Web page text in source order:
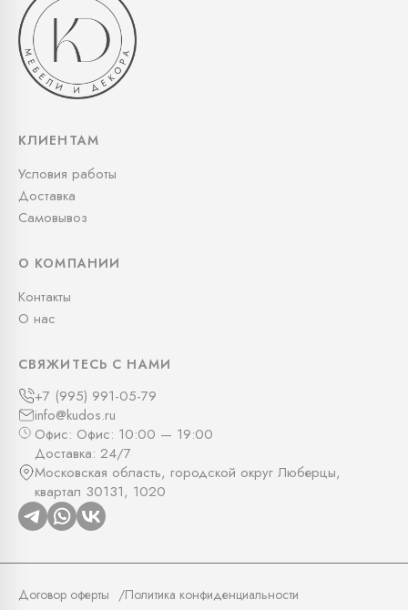
КЛИЕНТАМ
Условия работы
Доставка
Самовывоз
О КОМПАНИИ
Контакты
О нас
СВЯЖИТЕСЬ С НАМИ
+7 (995) 991-05-79
info@kudos.ru
Офис: Офис: 10:00 — 19:00
Доставка: 24/7
Московская область, городской округ Люберцы,
квартал 30131, 1020
Договор оферты Политика конфиденциальности